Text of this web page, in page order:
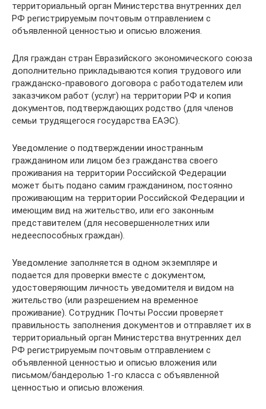
территориальный орган Министерства внутренних дел
РФ регистрируемым почтовым отправлением с
объявленной ценностью и описью вложения.
Для граждан стран Евразийского экономического союза
дополнительно прикладываются копия трудового или
гражданско-правового договора с работодателем или
заказчиком работ (услуг) на территории РФ и копия
документов, подтверждающих родство (для членов
семьи трудящегося государства ЕАЭС).
Уведомление о подтверждении иностранным
гражданином или лицом без гражданства своего
проживания на территории Российской Федерации
может быть подано самим гражданином, постоянно
проживающим на территории Российской Федерации и
имеющим вид на жительство, или его законным
представителем (для несовершеннолетних или
недееспособных граждан).
Уведомление заполняется в одном экземпляре и
подается для проверки вместе с документом,
удостоверяющим личность уведомителя и видом на
жительство (или разрешением на временное
проживание). Сотрудник Почты России проверяет
правильность заполнения документов и отправляет их в
территориальный орган Министерства внутренних дел
РФ регистрируемым почтовым отправлением с
объявленной ценностью и описью вложения или
письмом/бандеролью 1-го класса с объявленной
ценностью и описью вложения.